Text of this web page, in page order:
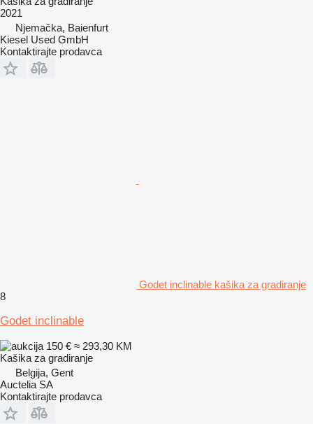
2021
Njemačka, Baienfurt
Kiesel Used GmbH
Kontaktirajte prodavca
Godet inclinable kašika za gradiranje
8
Godet inclinable
150 € ≈ 293,30 KM
Kašika za gradiranje
Belgija, Gent
Auctelia SA
Kontaktirajte prodavca